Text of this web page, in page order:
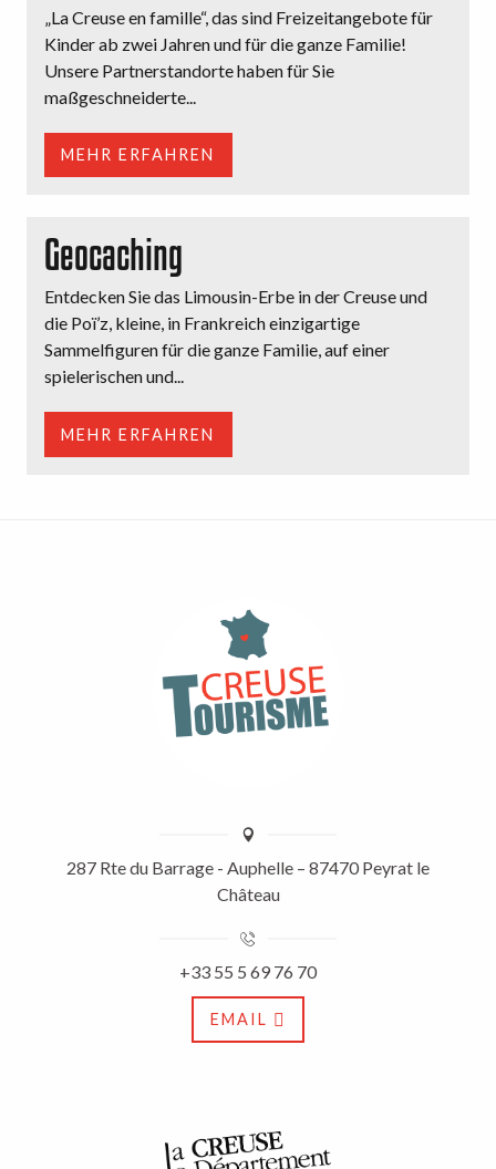
„La Creuse en famille“, das sind Freizeitangebote für
Kinder ab zwei Jahren und für die ganze Familie!
Unsere Partnerstandorte haben für Sie
maßgeschneiderte...
MEHR ERFAHREN
Geocaching
Entdecken Sie das Limousin-Erbe in der Creuse und
die Poï’z, kleine, in Frankreich einzigartige
Sammelfiguren für die ganze Familie, auf einer
spielerischen und...
MEHR ERFAHREN
287 Rte du Barrage - Auphelle – 87470 Peyrat le
Château
+33 55 5 69 76 70
EMAIL